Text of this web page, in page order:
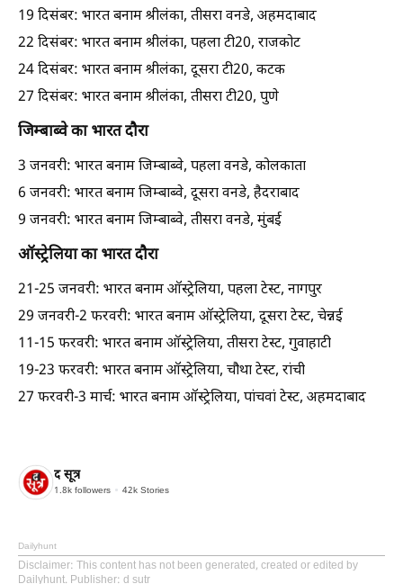
19 दिसंबर: भारत बनाम श्रीलंका, तीसरा वनडे, अहमदाबाद
22 दिसंबर: भारत बनाम श्रीलंका, पहला टी20, राजकोट
24 दिसंबर: भारत बनाम श्रीलंका, दूसरा टी20, कटक
27 दिसंबर: भारत बनाम श्रीलंका, तीसरा टी20, पुणे
जिम्बाब्वे का भारत दौरा
3 जनवरी: भारत बनाम जिम्बाब्वे, पहला वनडे, कोलकाता
6 जनवरी: भारत बनाम जिम्बाब्वे, दूसरा वनडे, हैदराबाद
9 जनवरी: भारत बनाम जिम्बाब्वे, तीसरा वनडे, मुंबई
ऑस्ट्रेलिया का भारत दौरा
21-25 जनवरी: भारत बनाम ऑस्ट्रेलिया, पहला टेस्ट, नागपुर
29 जनवरी-2 फरवरी: भारत बनाम ऑस्ट्रेलिया, दूसरा टेस्ट, चेन्नई
11-15 फरवरी: भारत बनाम ऑस्ट्रेलिया, तीसरा टेस्ट, गुवाहाटी
19-23 फरवरी: भारत बनाम ऑस्ट्रेलिया, चौथा टेस्ट, रांची
27 फरवरी-3 मार्च: भारत बनाम ऑस्ट्रेलिया, पांचवां टेस्ट, अहमदाबाद
द सूत्र
1.8k followers 42k Stories
Dailyhunt
Disclaimer: This content has not been generated, created or edited by
Dailyhunt. Publisher: d sutr